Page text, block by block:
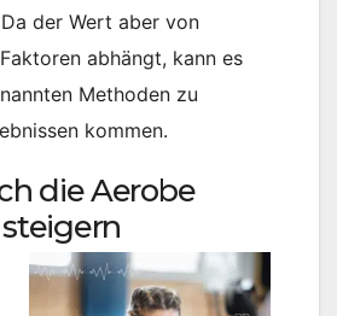
der Wert aber von
abhängt, kann es
Methoden zu
kommen.
die Aerobe